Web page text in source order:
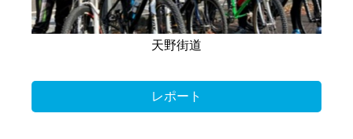
天野街道
レポート